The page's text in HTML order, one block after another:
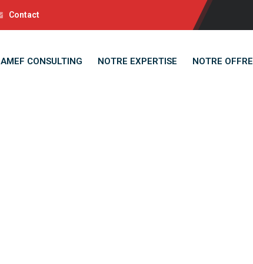
Contact
AMEF CONSULTING NOTRE EXPERTISE NOTRE OFFRE